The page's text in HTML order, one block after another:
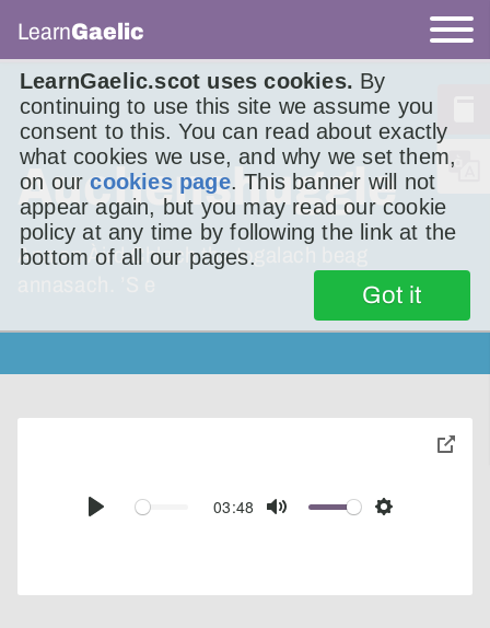
LearnGaelic.scot uses cookies. By
continuing to use this site we assume you
consent to this. You can read about exactly
what cookies we use, and why we set them,
on ourcookies page. This banner will not
appear again, but you may read our cookie
policy at any time by following the link at the
bottom of all our pages.
Got it
LearnGaelic
Auchenshuggle
Ann an Àird Chlach tha togalach beag
Play
03:48
Mute Settings
toggle